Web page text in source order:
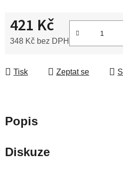
421 Kč
348 Kč bez DPH
Tisk Zeptat se
Popis
Diskuze